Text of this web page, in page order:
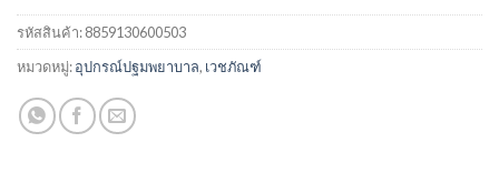
รหัสสินค้า:8859130600503
หมวดหมู่:อุปกรณ์ปฐมพยาบาล, เวชภัณฑ์